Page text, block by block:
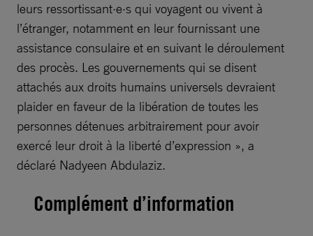
leurs ressortissant·e·s qui voyagent ou vivent à
l’étranger, notamment en leur fournissant une
assistance consulaire et en suivant le déroulement
des procès. Les gouvernements qui se disent
attachés aux droits humains universels devraient
plaider en faveur de la libération de toutes les
personnes détenues arbitrairement pour avoir
exercé leur droit à la liberté d’expression », a
déclaré Nadyeen Abdulaziz.
Complément d’information